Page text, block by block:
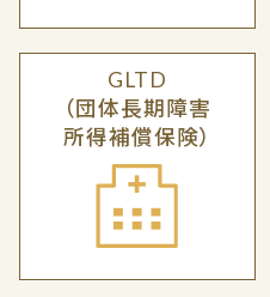
GLTD
（団体長期障害
所得補償保険）